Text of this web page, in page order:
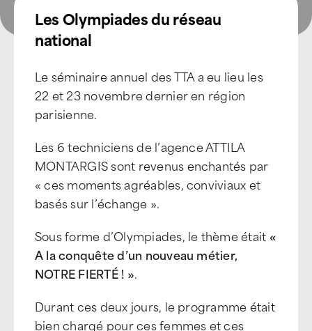
Les Olympiades du réseau
national
Le séminaire annuel des TTA a eu lieu les
22 et 23 novembre dernier en région
parisienne.
Les 6 techniciens de l’agence ATTILA
MONTARGIS sont revenus enchantés par
« ces moments agréables, conviviaux et
basés sur l’échange ».
Sous forme d’Olympiades, le thème était «
A la conquête d’un nouveau métier,
NOTRE FIERTÉ ! ».
Durant ces deux jours, le programme était
bien chargé pour ces femmes et ces